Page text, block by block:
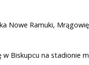
Nowe Ramuki,
Biskupcu na stadionie